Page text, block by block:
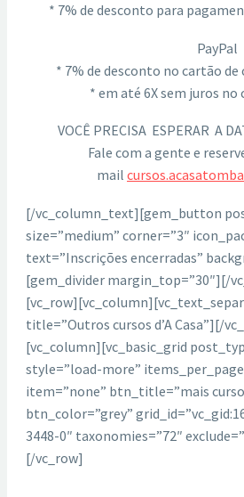
* 7% de desconto para
PayPal
* 7% de desconto no cartão de
* em até 6X sem juros no
VOCÊ PRECISA ESPERAR A
Fale com a gente e
mail
[/vc_column_text][gem_button
size=”medium” corner=”3″
text=”Inscrições encerradas”
[gem_divider margin_top=”30″][/
title=”Outros cursos d’A Casa”][/
[vc_column][vc_basic_grid
style=”load-more”
item=”none” btn_title=”mais
btn_color=”grey”
3448-0″ taxonomies=”72″
[/vc_row]